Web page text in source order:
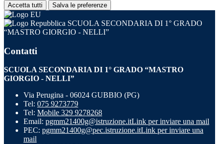
Accetta tutti Salva le preferenze
SCUOLA SECONDARIA DI 1° GRADO
“MASTRO GIORGIO - NELLI”
Contatti
SCUOLA SECONDARIA DI 1° GRADO “MASTRO
GIORGIO - NELLI”
Via Perugina - 06024 GUBBIO (PG)
Tel: 075 9273779
Tel: Mobile 329 9278268
Email: pgmm21400g@istruzione.itLink per inviare una mail
PEC: pgmm21400g@pec.istruzione.itLink per inviare una
mail